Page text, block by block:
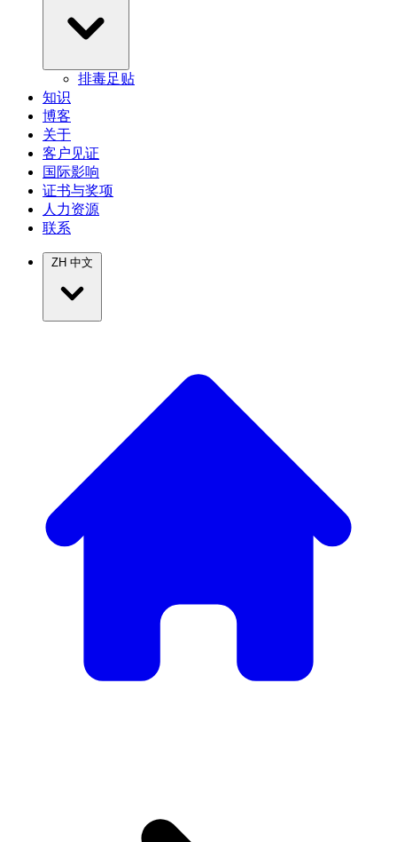
排毒足贴
知识
博客
关于
客户见证
国际影响
证书与奖项
人力资源
联系
ZH 中文